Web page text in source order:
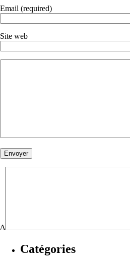
Email (required)
Site web
Δ
Catégories